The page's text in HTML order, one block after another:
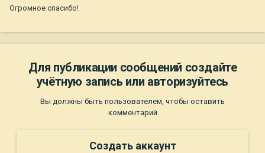
Огромное спасибо!
Для публикации сообщений создайте
учётную запись или авторизуйтесь
Вы должны быть пользователем, чтобы оставить
комментарий
Создать аккаунт